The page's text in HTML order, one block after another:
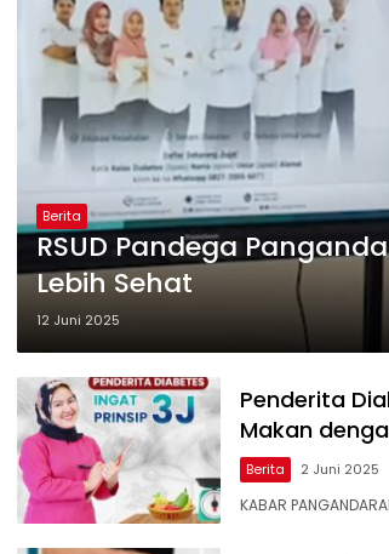
Berita
RSUD Pandega
Lebih Sehat
12 Juni 2025
Penderita
Makan
Berita 2 Juni 2025
KABAR